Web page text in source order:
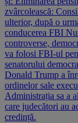
zvârcolească:
ulterior, după o
conducerea FBI
controverse,
va folosi FBI-ul
senatorului
Donald Trump a
ordinelor sale
Administrația sa a
care judecători au
credință.